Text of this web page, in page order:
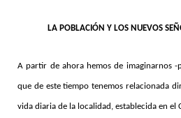
LA POBLACIÓN Y LOS NUEVOS
A partir de ahora hemos de imaginarnos
que de este tiempo tenemos relacionada
vida diaria de la localidad, establecida en el